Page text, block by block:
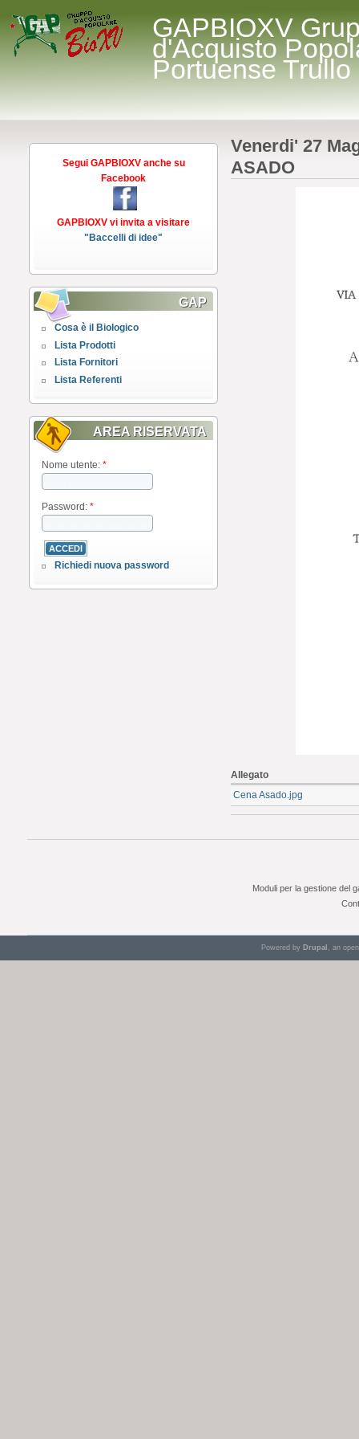
GAPBIOXV
d'Acquisto
Portuense Trullo
Segui GAPBIOXV anche su
Facebook
GAPBIOXV vi invita a visitare
"Baccelli di idee"
GAP
Cosa è il Biologico
Lista Prodotti
Lista Fornitori
Lista Referenti
AREA RISERVATA
Nome utente: *
Password: *
Richiedi nuova password
Venerdi' 27
ASADO
Allegato
Cena Asado.jpg
Moduli per la gestione del
Powered by Drupal , an